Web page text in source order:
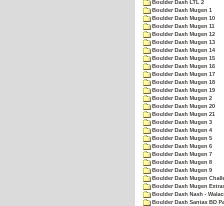
Boulder Dash LTL 2
Boulder Dash Mugen 1
Boulder Dash Mugen 10
Boulder Dash Mugen 11
Boulder Dash Mugen 12
Boulder Dash Mugen 13
Boulder Dash Mugen 14
Boulder Dash Mugen 15
Boulder Dash Mugen 16
Boulder Dash Mugen 17
Boulder Dash Mugen 18
Boulder Dash Mugen 19
Boulder Dash Mugen 2
Boulder Dash Mugen 20
Boulder Dash Mugen 21
Boulder Dash Mugen 3
Boulder Dash Mugen 4
Boulder Dash Mugen 5
Boulder Dash Mugen 6
Boulder Dash Mugen 7
Boulder Dash Mugen 8
Boulder Dash Mugen 9
Boulder Dash Mugen
Boulder Dash Mugen
Boulder Dash Nash -
Boulder Dash Santas BD